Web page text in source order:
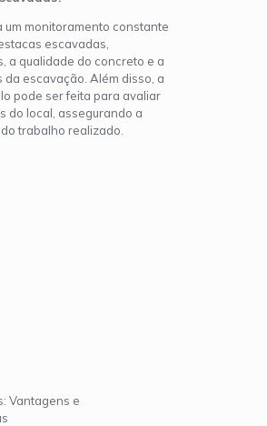
um monitoramento constante
escavadas,
a qualidade do concreto e a
escavação. Além disso, a
pode ser feita para avaliar
do local, assegurando a
trabalho realizado.
Vantagens e